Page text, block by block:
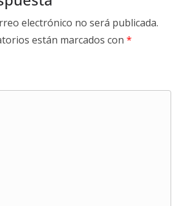
electrónico no será publicada.
están marcados con *